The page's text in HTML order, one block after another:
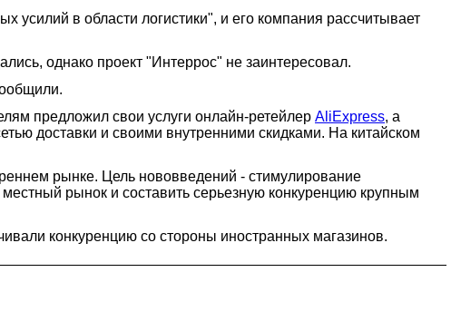
усилий в области логистики", и его компания рассчитывает
однако проект "Интеррос" не заинтересовал.
предложил свои услуги онлайн-ретейлер AliExpress, а
доставки и своими внутренними скидками. На китайском
рынке. Цель нововведений - стимулирование
рынок и составить серьезную конкуренцию крупным
конкуренцию со стороны иностранных магазинов.